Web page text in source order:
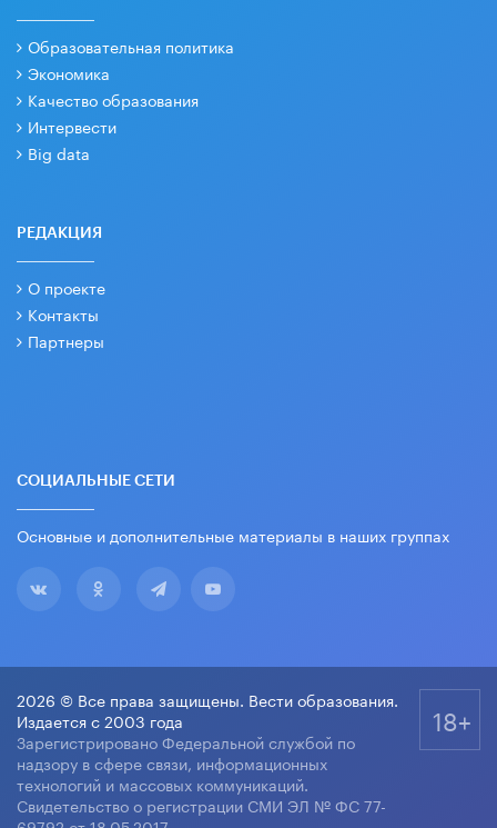
Образовательная политика
Экономика
Качество образования
Интервести
Big data
РЕДАКЦИЯ
О проекте
Контакты
Партнеры
СОЦИАЛЬНЫЕ СЕТИ
Основные и дополнительные материалы в наших группах
2026 © Все права защищены. Вести образования.
Издается с 2003 года
Зарегистрировано Федеральной службой по
надзору в сфере связи, информационных
технологий и массовых коммуникаций.
Свидетельство о регистрации СМИ ЭЛ № ФС 77-
18+